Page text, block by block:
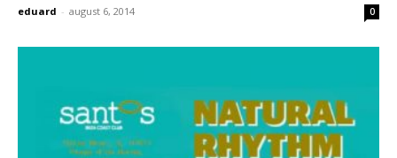
eduard - august 6, 2014 0